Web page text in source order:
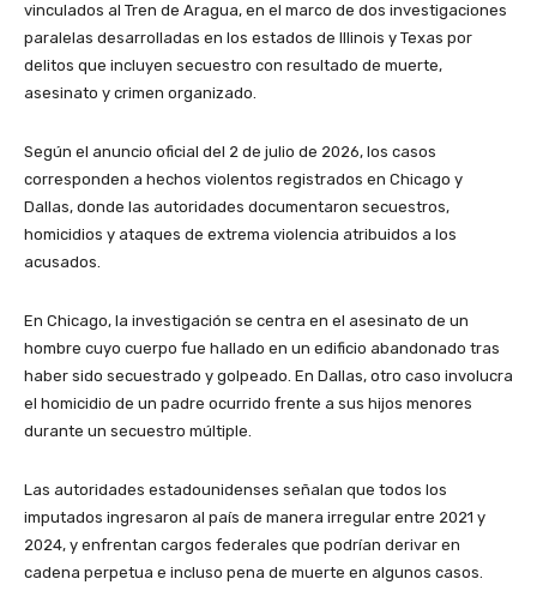
vinculados al Tren de Aragua, en el marco de dos investigaciones
paralelas desarrolladas en los estados de Illinois y Texas por
delitos que incluyen secuestro con resultado de muerte,
asesinato y crimen organizado.
Según el anuncio oficial del 2 de julio de 2026, los casos
corresponden a hechos violentos registrados en Chicago y
Dallas, donde las autoridades documentaron secuestros,
homicidios y ataques de extrema violencia atribuidos a los
acusados.
En Chicago, la investigación se centra en el asesinato de un
hombre cuyo cuerpo fue hallado en un edificio abandonado tras
haber sido secuestrado y golpeado. En Dallas, otro caso involucra
el homicidio de un padre ocurrido frente a sus hijos menores
durante un secuestro múltiple.
Las autoridades estadounidenses señalan que todos los
imputados ingresaron al país de manera irregular entre 2021 y
2024, y enfrentan cargos federales que podrían derivar en
cadena perpetua e incluso pena de muerte en algunos casos.